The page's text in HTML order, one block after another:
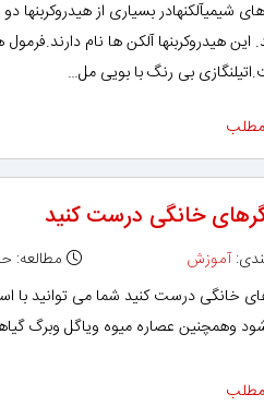
شیمیآلکنهادر بسیاری از هیدروکربنها
بی رنگ با بویی مل…
خانگی درست کنید
آموزش مطالعه: حدود
خانگی درست کنید شما می توانید با
وهمچنین عصاره میوه ویاگل وبرگ